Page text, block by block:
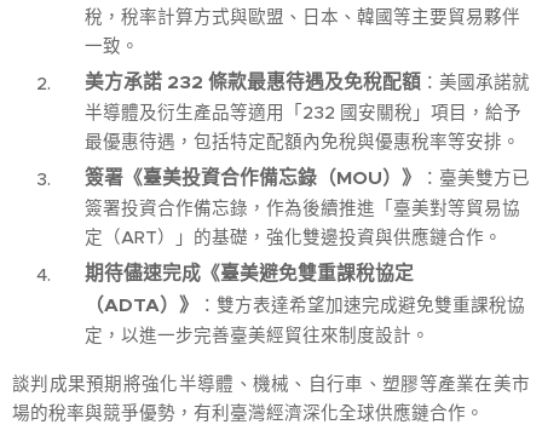
稅，稅率計算方式與歐盟、日本、韓國等主要貿易夥伴
一致。
美方承諾 232 條款最惠待遇及免稅配額 ：美國承諾就
半導體及衍生產品等適用「232 國安關稅」項目，給予
最優惠待遇，包括特定配額內免稅與優惠稅率等安排。
簽署《臺美投資合作備忘錄（MOU）》
：臺美雙方已
簽署投資合作備忘錄，作為後續推進「臺美對等貿易協
定（ART）」的基礎，強化雙邊投資與供應鏈合作。
期待儘速完成《臺美避免雙重課稅協定
（ADTA）》
：雙方表達希望加速完成避免雙重課稅協
定，以進一步完善臺美經貿往來制度設計。
談判成果預期將強化半導體、機械、自行車、塑膠等產業在美市
場的稅率與競爭優勢，有利臺灣經濟深化全球供應鏈合作。